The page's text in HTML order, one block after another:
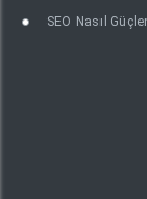
SEO Nasıl